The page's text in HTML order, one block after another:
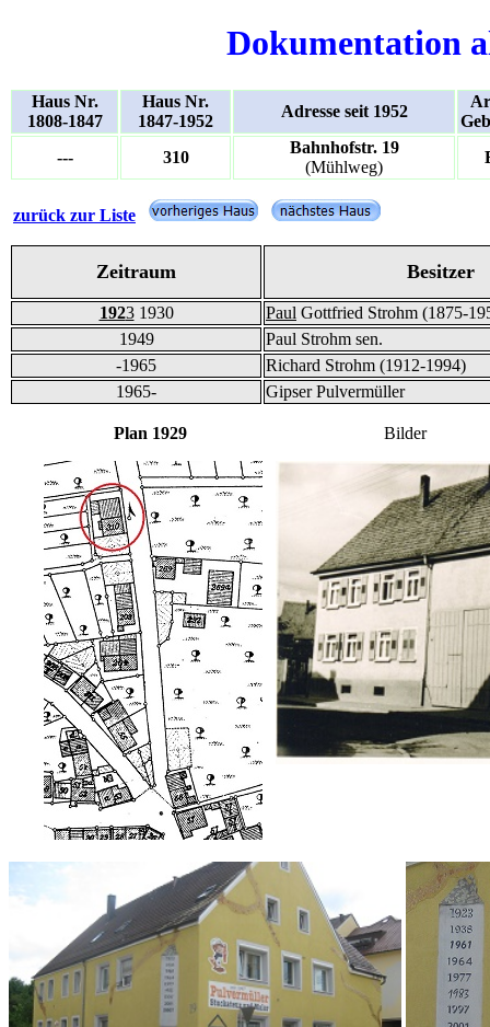
Dokumentation
Haus Nr.
1808-1847
Haus Nr.
1847-1952
Adresse seit 1952
---
310
Bahnhofstr. 19
(Mühlweg)
zurück zur Liste
Zeitraum Besitzer
19231930 Paul Gottfried Strohm (1875-
1949
Paul Strohm sen.
-1965
Richard Strohm (1912-1994)
1965-
Gipser Pulvermüller
Plan 1929 Bilder